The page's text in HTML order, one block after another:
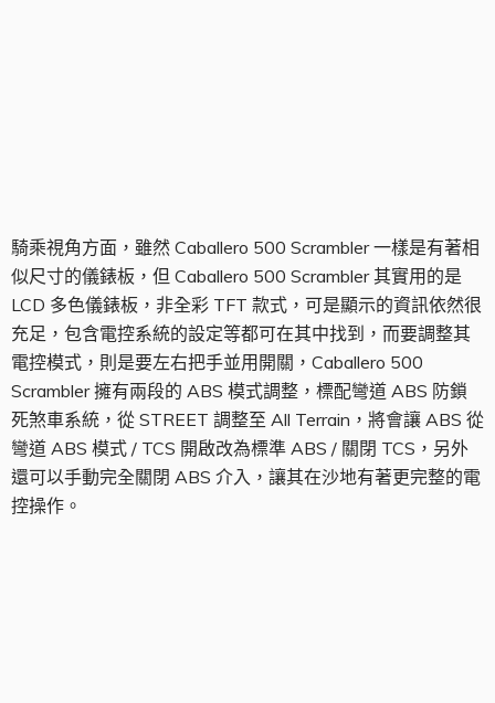
騎乘視角方面，雖然 Caballero 500 Scrambler 一樣是有著相
似尺寸的儀錶板，但 Caballero 500 Scrambler 其實用的是
LCD 多色儀錶板，非全彩 TFT 款式，可是顯示的資訊依然很
充足，包含電控系統的設定等都可在其中找到，而要調整其
電控模式，則是要左右把手並用開關，Caballero 500
Scrambler 擁有兩段的 ABS 模式調整，標配彎道 ABS 防鎖
死煞車系統，從 STREET 調整至 All Terrain，將會讓 ABS 從
彎道 ABS 模式 / TCS 開啟改為標準 ABS / 關閉 TCS，另外
還可以手動完全關閉 ABS 介入，讓其在沙地有著更完整的電
控操作。